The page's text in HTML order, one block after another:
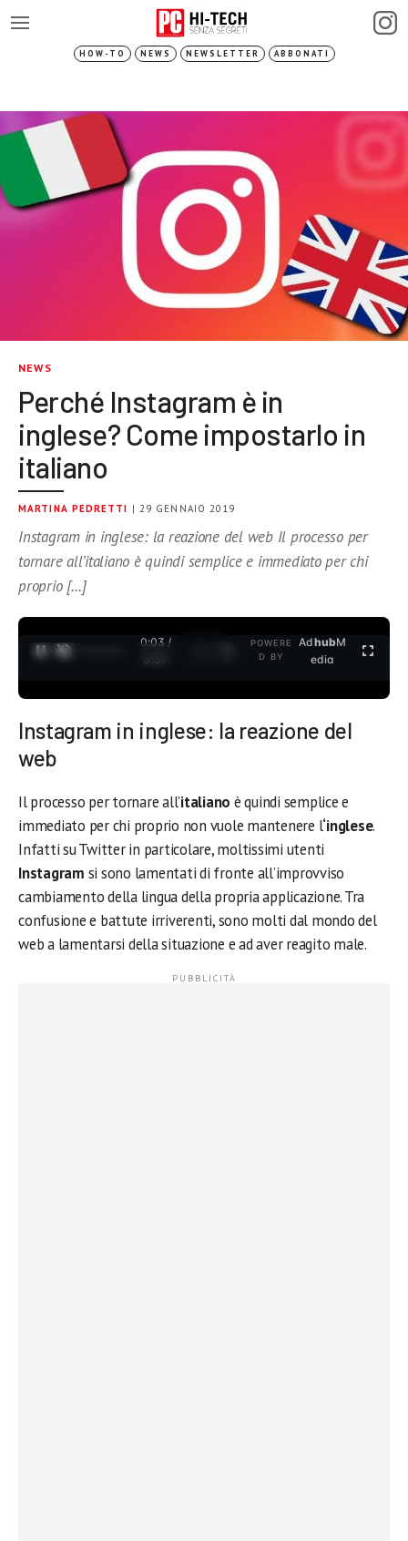
HOW-TO NEWS NEWSLETTER ABBONATI
NEWS
Perché Instagram è in
inglese? Come impostarlo in
italiano
MARTINA PEDRETTI | 29 GENNAIO 2019
Instagram in inglese: la reazione del web Il processo per
tornare all’italiano è quindi semplice e immediato per chi
proprio […]
0:03 /
3:37
POWERE
D BY
AdhubM
edia
Instagram in inglese: la reazione del
web
Il processo per tornare all’italiano è quindi semplice e
immediato per chi proprio non vuole mantenere l‘inglese.
Infatti su Twitter in particolare, moltissimi utenti
Instagram si sono lamentati di fronte all’improvviso
cambiamento della lingua della propria applicazione. Tra
confusione e battute irriverenti, sono molti dal mondo del
web a lamentarsi della situazione e ad aver reagito male.